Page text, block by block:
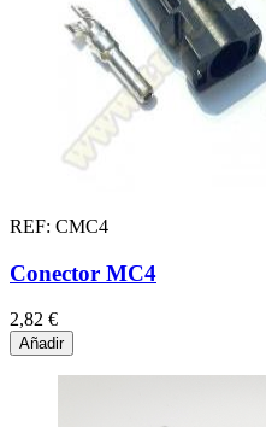
REF: CMC4
Conector MC4
2,82 €
Añadir